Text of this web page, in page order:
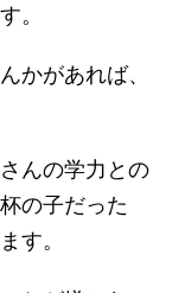
。
かがあれば、
んの学力との
の子だった
す。